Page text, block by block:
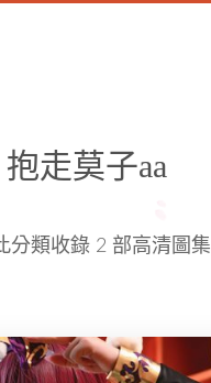
抱走莫子aa
分類收錄 2 部高清圖集